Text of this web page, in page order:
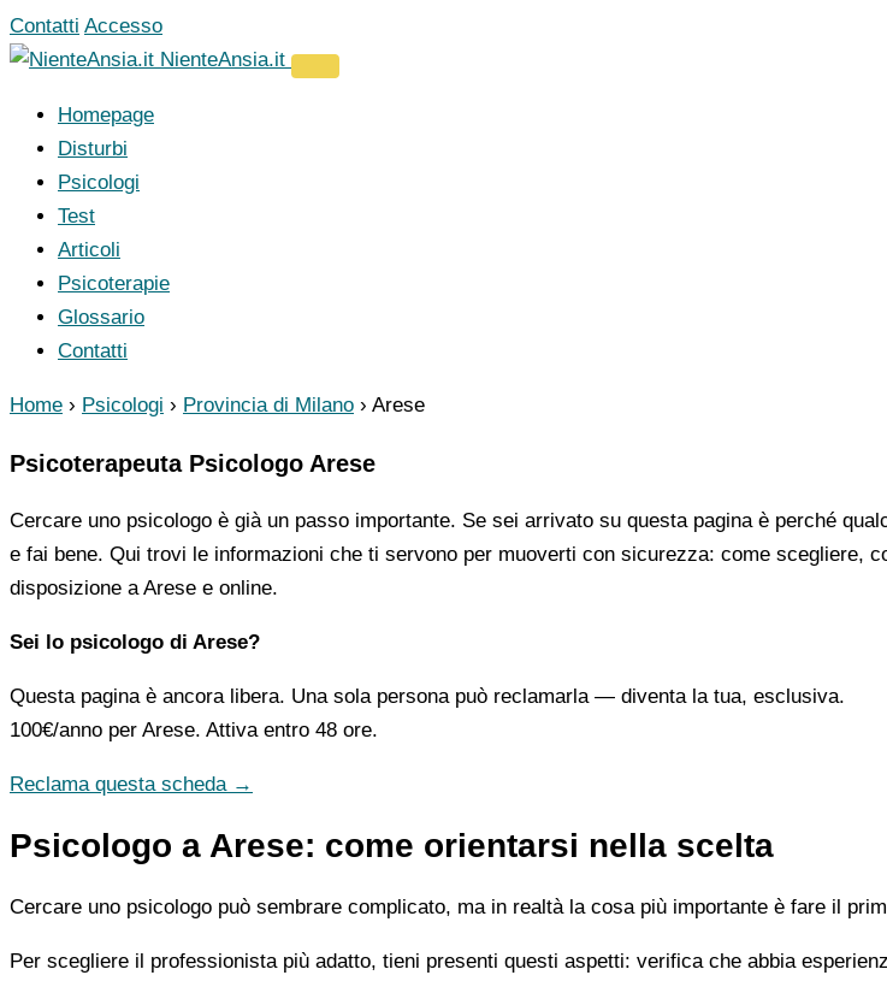
Vai
al
Contatti Accesso
NienteAnsia.it
Homepage
Disturbi
Psicologi
Test
Articoli
Psicoterapie
Glossario
Contatti
Home › Psicologi › Provincia di Milano › Arese
Psicoterapeuta Psicologo Arese
Cercare uno psicologo è già un passo importante. Se sei arrivato su questa pagina è perché
e fai bene. Qui trovi le informazioni che ti servono per muoverti con sicurezza: come scegliere,
disposizione a Arese e online.
Sei lo psicologo di Arese?
Questa pagina è ancora libera. Una sola persona può reclamarla — diventa la tua, esclusiva.
100€/anno per Arese. Attiva entro 48 ore.
Reclama questa scheda →
Psicologo a Arese: come orientarsi nella scelta
Cercare uno psicologo può sembrare complicato, ma in realtà la cosa più importante è fare il
Per scegliere il professionista più adatto, tieni presenti questi aspetti: verifica che abbia